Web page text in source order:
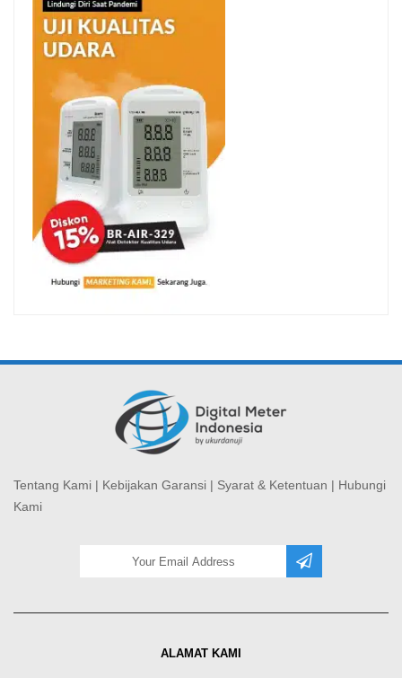
Tentang Kami | Kebijakan Garansi | Syarat & Ketentuan | Hubungi
Kami
ALAMAT KAMI